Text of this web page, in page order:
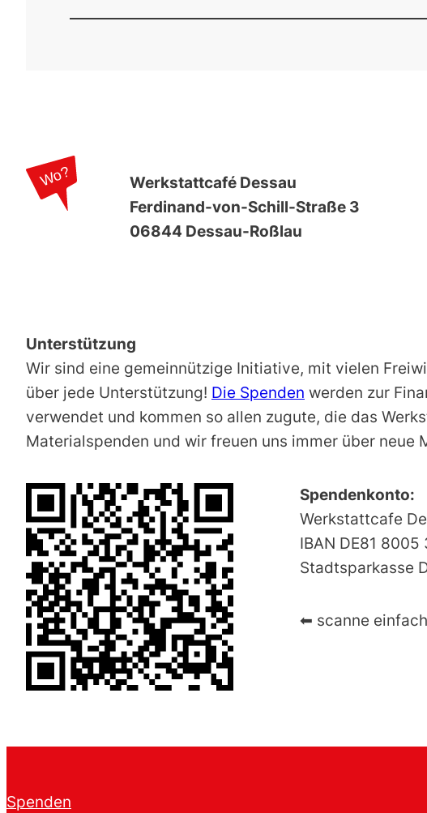
Werkstattcafé Dessau
Ferdinand-von-Schill-Straße 3
06844 Dessau-Roßlau
Unterstützung
Wir sind eine gemeinnützige Initiative, mit vielen
über jede Unterstützung! Die Spenden werden zur
verwendet und kommen so allen zugute, die das
Materialspenden und wir freuen uns immer über neue
Spendenkonto:
Werkstattcafe
IBAN DE81
Stadtsparkasse
⬅︎ scanne
Spenden